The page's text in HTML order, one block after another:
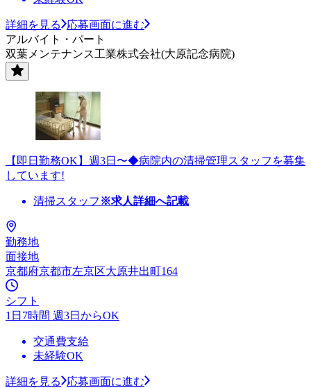
詳細を見る
応募画面に進む
アルバイト・パート
双葉メンテナンス工業株式会社(大原記念病院)
【即日勤務OK】週3日〜◆病院内の清掃管理スタッフを募集
しています!
清掃スタッフ ※求人詳細へ記載
勤務地
面接地
京都府京都市左京区大原井出町164
シフト
1日7時間 週3日からOK
交通費支給
未経験OK
詳細を見る 応募画面に進む